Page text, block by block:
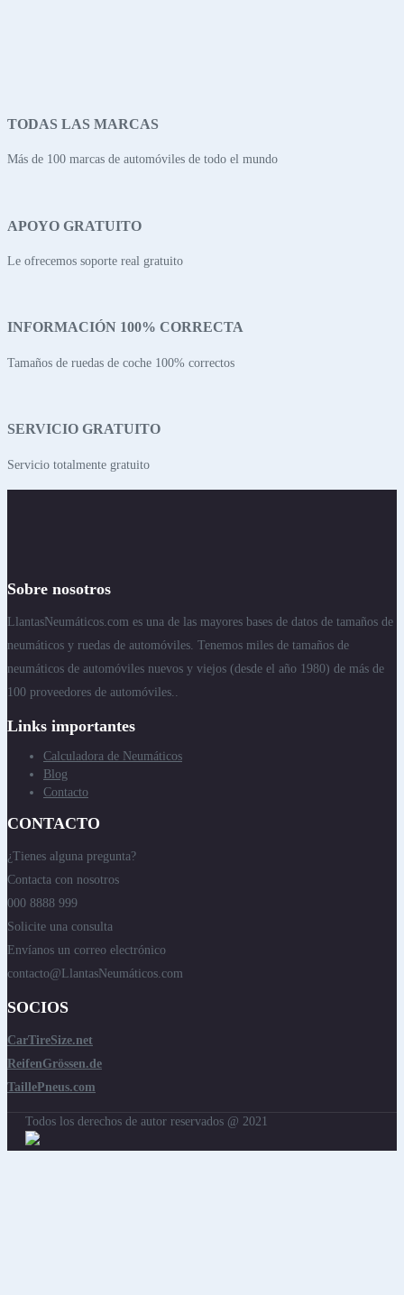
TODAS LAS MARCAS
Más de 100 marcas de automóviles de todo el mundo
APOYO GRATUITO
Le ofrecemos soporte real gratuito
INFORMACIÓN 100% CORRECTA
Tamaños de ruedas de coche 100% correctos
SERVICIO GRATUITO
Servicio totalmente gratuito
Sobre nosotros
LlantasNeumáticos.com es una de las mayores bases de datos de tamaños de
neumáticos y ruedas de automóviles. Tenemos miles de tamaños de
neumáticos de automóviles nuevos y viejos (desde el año 1980) de más de
100 proveedores de automóviles..
Links importantes
Calculadora de Neumáticos
Blog
Contacto
CONTACTO
¿Tienes alguna pregunta?
Contacta con nosotros
000 8888 999
Solicite una consulta
Envíanos un correo electrónico
contacto@LlantasNeumáticos.com
SOCIOS
CarTireSize.net
ReifenGrössen.de
TaillePneus.com
Todos los derechos de autor reservados @ 2021